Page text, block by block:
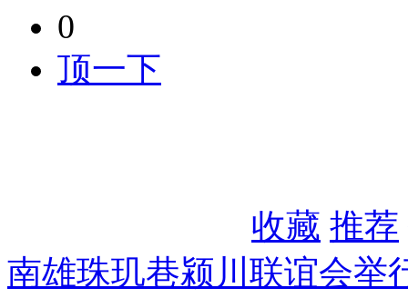
0
顶一下
收藏 推荐
南雄珠玑巷颍川联谊会举